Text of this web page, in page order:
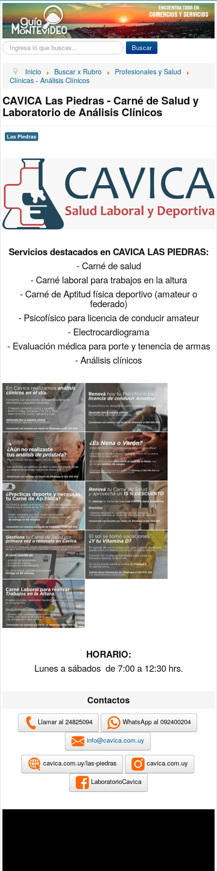
Buscar... Buscar
Inicio Buscar x Rubro
Profesionales y Salud
Clínicas - Análisis Clínicos
CAVICA Las Piedras - Carné de Salud y
Laboratorio de Análisis Clínicos
Las Piedras
Servicios destacados en CAVICA LAS PIEDRAS:
- Carné de salud
- Carné laboral para trabajos en la altura
- Carné de Aptitud física deportivo (amateur o
federado)
- Psicofísico para licencia de conducir amateur
- Electrocardiograma
- Evaluación médica para porte y tenencia de armas
- Análisis clínicos
HORARIO:
Lunes a sábados de 7:00 a 12:30 hrs.
Contactos
Llamar al 24825094
WhatsApp al 092400204
info@cavica.com.uy
cavica.com.uy/las-piedras
cavica.com.uy
LaboratorioCavica